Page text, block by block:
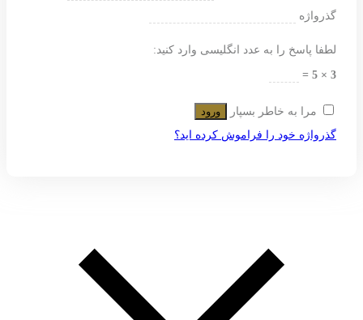
گذرواژه
لطفا پاسخ را به عدد انگلیسی وارد کنید:
3 × 5 =
مرا به خاطر بسپار
ورود
گذرواژه خود را فراموش کرده اید؟